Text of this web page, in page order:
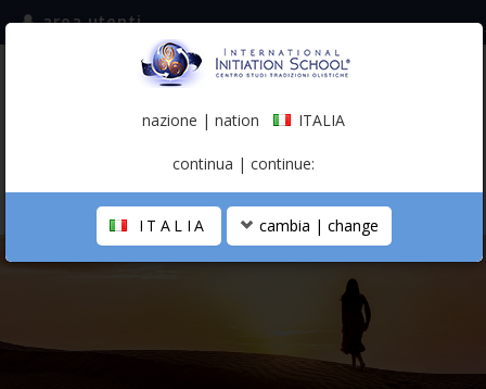
iscriviti alla mailing list
(italiano)
area utenti
LA SCUOLA
nazione | nation ITALIA
continua | continue:
ITALIA cambia | change